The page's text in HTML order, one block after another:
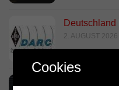
2. AUGUST 2026
Cookies